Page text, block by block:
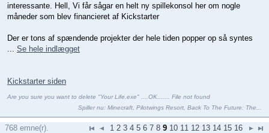
interessante. Hell, Vi får sågar en helt ny spillekonsol her om nogle
måneder som blev financieret af Kickstarter
Der er tons af spændende projekter der hele tiden popper op så syntes
... Se hele indlægget
Kickstarter siden
Are you sure you want to delete "Your Life.exe" ....OK....... File not found
Spiller nu: Minecraft Pilotwings Resort Back To The Future: The...
768 emne(r). 1 2 3 4 5 6 7 8 9 10 11 12 13 14 15 16